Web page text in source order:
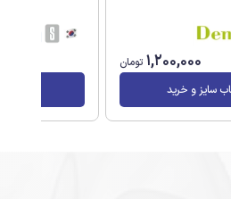
1,200,000 تومان
سایز و خرید